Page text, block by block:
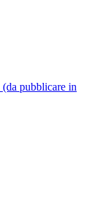
pubblicare in